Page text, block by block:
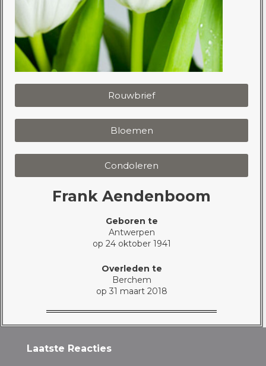
Rouwbrief
Bloemen
Condoleren
Frank Aendenboom
Geboren te
Antwerpen
op 24 oktober 1941
Overleden te
Berchem
op 31 maart 2018
Laatste Reacties